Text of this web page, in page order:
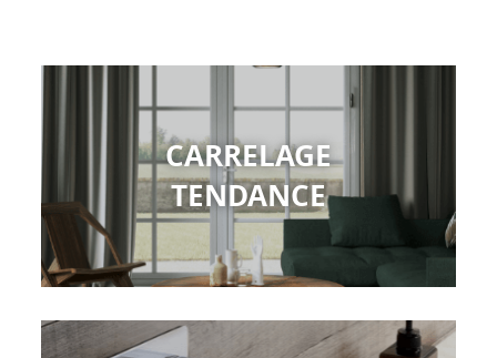
CARRELAGE
TENDANCE